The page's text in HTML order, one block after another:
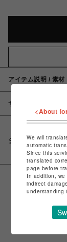
アイテム説明 / 素材
サイズ
シェアする
<About
We will
automatic
Since this
translated
page before
In addition,
indirect
understanding